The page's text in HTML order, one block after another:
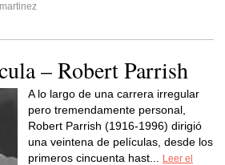
– Robert Parrish
A lo largo de una carrera irregular
pero tremendamente personal,
Robert Parrish (1916-1996) dirigió
una veintena de películas, desde los
primeros cincuenta hast...
Leer el